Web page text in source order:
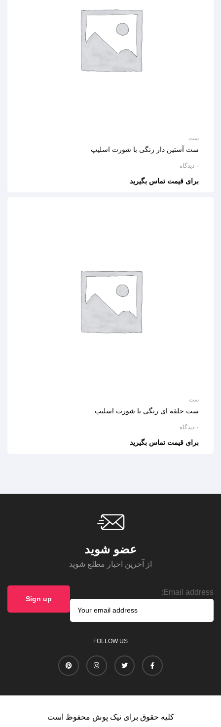
ست
ست آستین دار رنگی با شورت اسلیپ
۰ دیدگاه
برای قیمت تماس بگیرید
ست
ست حلقه ای رنگی با شورت اسلیپ
۰ دیدگاه
برای قیمت تماس بگیرید
عضو شوید
از آخرین اخبار مطلع شوید
Email address:
FOLLOW US
کلیه حقوق برای نیک پوش محفوظ است